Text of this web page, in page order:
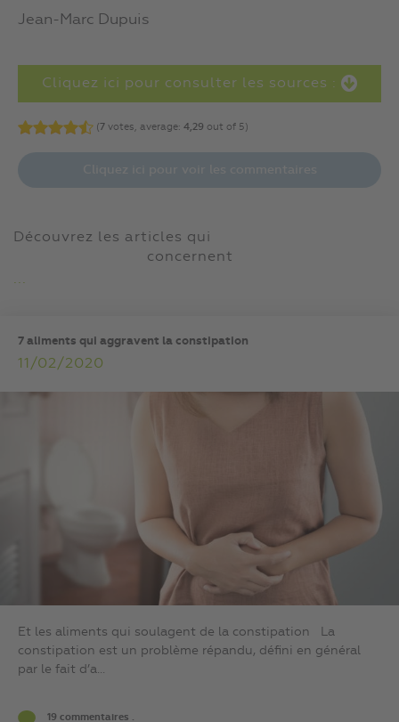
Jean-Marc Dupuis
Cliquez ici pour consulter les sources :
(7 votes, average: 4,29 out of 5)
Découvrez les articles qui
concernent
...
7 aliments qui aggravent la constipation
11/02/2020
Et les aliments qui soulagent de la constipation La
constipation est un problème répandu, défini en général
par le fait d’a...
19 commentaires .